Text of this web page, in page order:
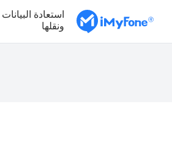
استعادة البيانات
ونقلها